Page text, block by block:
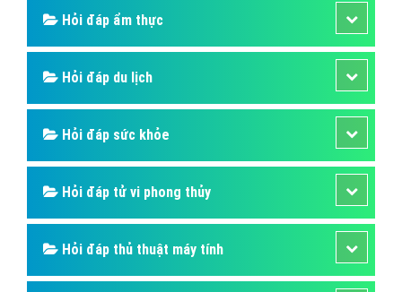
Hỏi đáp ẩm thực
Hỏi đáp du lịch
Hỏi đáp sức khỏe
Hỏi đáp tử vi phong thủy
Hỏi đáp thủ thuật máy tính